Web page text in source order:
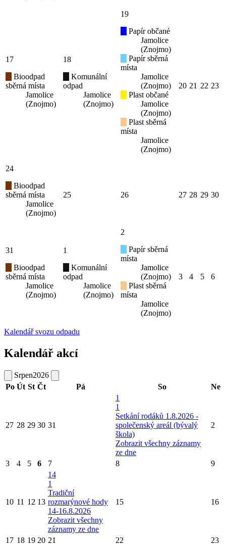
17
Bioodpad
sběrná místa
Jamolice
(Znojmo)
18
Komunální
odpad
Jamolice
(Znojmo)
19
Papír občané
Jamolice
(Znojmo)
Papír sběrná
místa
Jamolice
(Znojmo)
Plast občané
Jamolice
(Znojmo)
Plast sběrná
místa
Jamolice
(Znojmo)
20 21 22 23
24
Bioodpad
sběrná místa
Jamolice
(Znojmo)
25 26 27 28 29 30
31
Bioodpad
sběrná místa
Jamolice
(Znojmo)
1
Komunální
odpad
Jamolice
(Znojmo)
2
Papír sběrná
místa
Jamolice
(Znojmo)
Plast sběrná
místa
Jamolice
(Znojmo)
3 4 5 6
Kalendář svozu odpadu
Kalendář akcí
Srpen2026
Po Út St Čt Pá So Ne
27 28 29 30 31
1
1
Setkání rodáků 1.8.2026 -
společenský areál (bývalý
škola)
Zobrazit všechny záznamy
ze dne
2
3 4 5 6 7 8 9
10 11 12 13
14
1
Tradiční
rozmarýnové hody
14-16.8.2026
Zobrazit všechny
záznamy ze dne
15 16
17 18 19 20 21 22
23